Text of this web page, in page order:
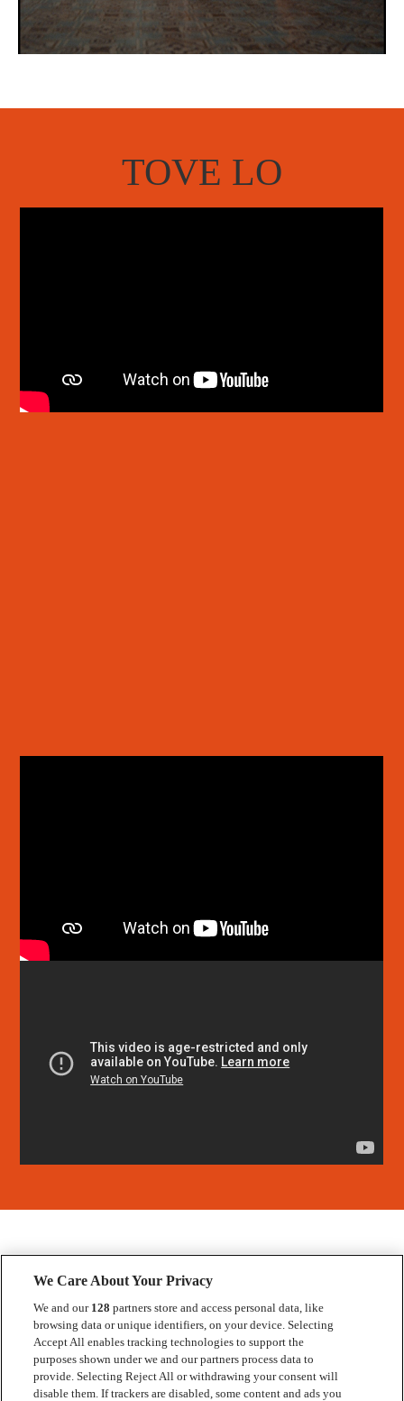
TOVE LO
Kontakt
Press
We Care About Your Privacy
We and our 128 partners store and access personal data, like
browsing data or unique identifiers, on your device. Selecting
Accept All enables tracking technologies to support the
purposes shown under we and our partners process data to
provide. Selecting Reject All or withdrawing your consent will
disable them. If trackers are disabled, some content and ads you